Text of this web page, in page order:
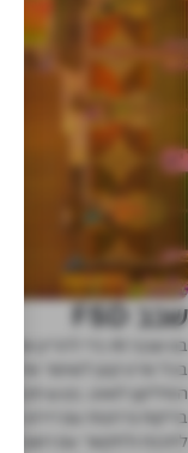
שבב FSD
בכל פרט קטן לשיפור
הסיליקון לוואט. בצעו
בדיקות נרחבות עם דירוג
לתכנת ולתקשר עם השבב,